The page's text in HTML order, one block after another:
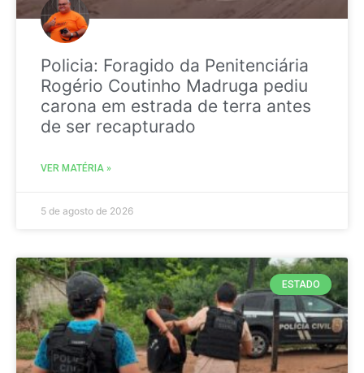
Policia: Foragido da Penitenciária
Rogério Coutinho Madruga pediu
carona em estrada de terra antes
de ser recapturado
VER MATÉRIA »
5 de agosto de 2026
ESTADO